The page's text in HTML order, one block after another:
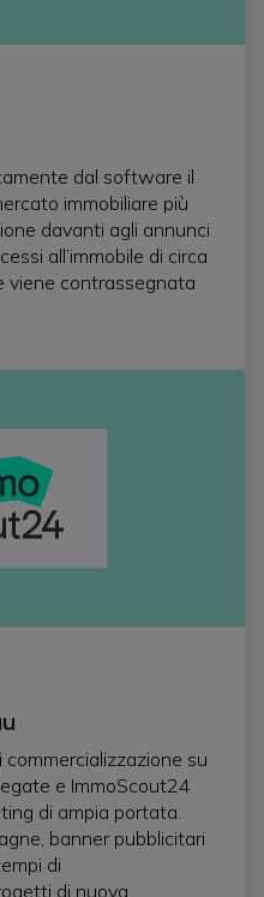
dal software il
immobiliare più
davanti agli annunci
all’immobile di circa
viene contrassegnata
su
e ImmoScout24
di ampia portata.
banner pubblicitari
di
di nuova